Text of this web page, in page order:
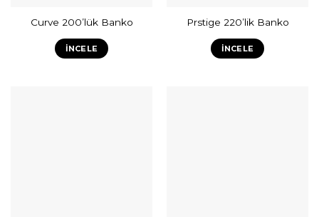
Curve 200’lük Banko
İNCELE
Prstige 220’lik Banko
İNCELE